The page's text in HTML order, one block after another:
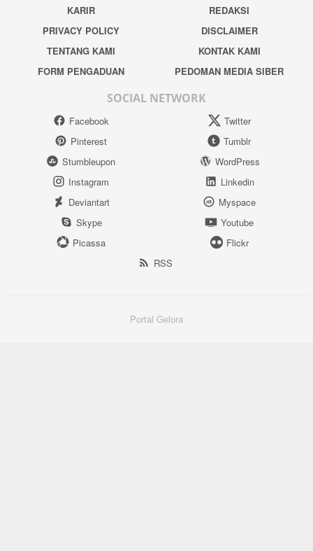
KARIR
REDAKSI
PRIVACY POLICY
DISCLAIMER
TENTANG KAMI
KONTAK KAMI
FORM PENGADUAN
PEDOMAN MEDIA SIBER
SOCIAL NETWORK
Facebook
Twitter
Pinterest
Tumblr
Stumbleupon
WordPress
Instagram
Linkedin
Deviantart
Myspace
Skype
Youtube
Picassa
Flickr
RSS
Portal Gelora